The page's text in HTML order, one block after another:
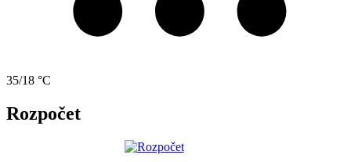
35/18 °C
Rozpočet